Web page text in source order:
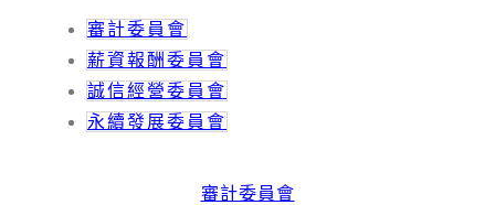
審計委員會
薪資報酬委員會
誠信經營委員會
永續發展委員會
審計委員會